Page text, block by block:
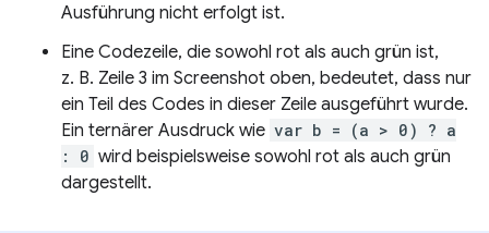
Ausführung nicht erfolgt ist.
Eine Codezeile, die sowohl rot als auch grün ist,
z. B. Zeile 3 im Screenshot oben, bedeutet, dass nur
ein Teil des Codes in dieser Zeile ausgeführt wurde.
Ein ternärer Ausdruck wie var b = (a > 0) ? a
: 0 wird beispielsweise sowohl rot als auch grün
dargestellt.